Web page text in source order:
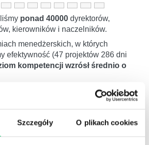
Szczegóły O plikach cookies
ponad 40000 dyrektorów,
kierowników i naczelników.
menedżerskich, w których
efektywność (47 projektów 286 dni
kompetencji wzrósł średnio o
(wiem co
(follow up)
przeprowadzonymi przez